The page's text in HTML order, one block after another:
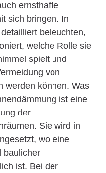
ernsthafte
sich bringen. In
beleuchten,
welche Rolle sie
spielt und
von
werden können. Was
ist eine
der
Sie wird in
wo eine
baulicher
ist. Bei der